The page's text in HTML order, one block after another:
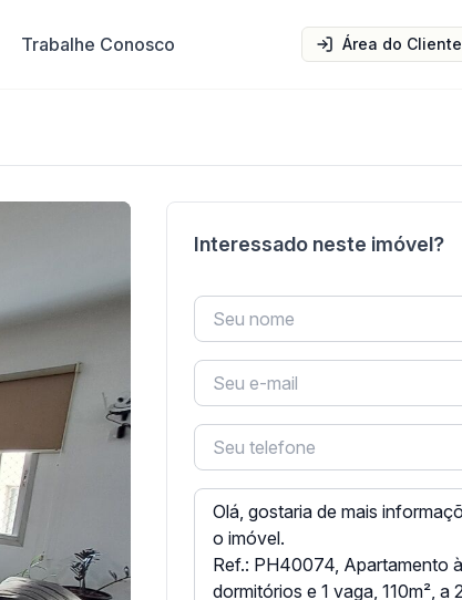
Trabalhe Conosco Área do Cliente
Interessado neste imóvel?